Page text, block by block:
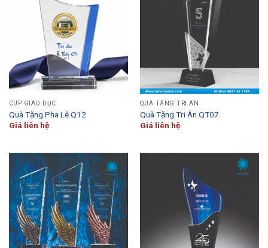
CÚP GIÁO DỤC
Quà Tặng Pha Lê Q12
Giá liên hệ
QUÀ TẶNG TRI ÂN
Quà Tặng Tri Ân QT07
Giá liên hệ